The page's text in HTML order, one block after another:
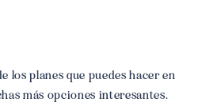
los planes que puedes hacer en
más opciones interesantes.